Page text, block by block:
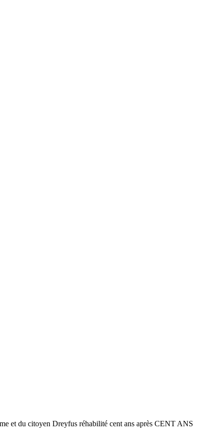
et du citoyen Dreyfus réhabilité cent ans après CENT ANS